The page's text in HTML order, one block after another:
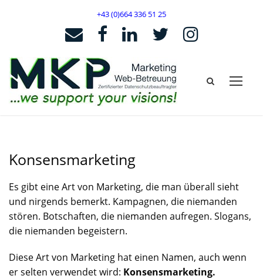
+43 (0)664 336 51 25
Konsensmarketing
Es gibt eine Art von Marketing, die man überall sieht
und nirgends bemerkt. Kampagnen, die niemanden
stören. Botschaften, die niemanden aufregen. Slogans,
die niemanden begeistern.
Diese Art von Marketing hat einen Namen, auch wenn
er selten verwendet wird: Konsensmarketing.